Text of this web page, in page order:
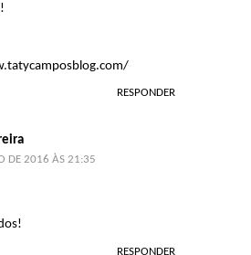
RESPONDER
DE 2016 ÀS 21:35
RESPONDER